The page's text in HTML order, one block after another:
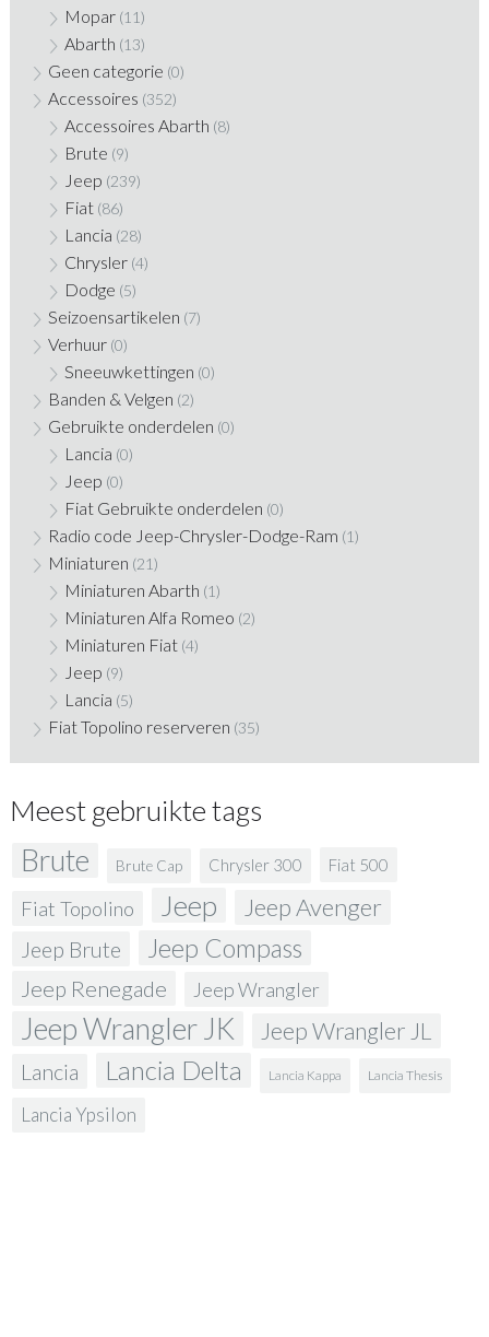
Mopar (11)
Abarth (13)
Geen categorie (0)
Accessoires (352)
Accessoires Abarth (8)
Brute (9)
Jeep (239)
Fiat (86)
Lancia (28)
Chrysler (4)
Dodge (5)
Seizoensartikelen (7)
Verhuur (0)
Sneeuwkettingen (0)
Banden & Velgen (2)
Gebruikte onderdelen (0)
Lancia (0)
Jeep (0)
Fiat Gebruikte onderdelen (0)
Radio code Jeep-Chrysler-Dodge-Ram (1)
Miniaturen (21)
Miniaturen Abarth (1)
Miniaturen Alfa Romeo (2)
Miniaturen Fiat (4)
Jeep (9)
Lancia (5)
Fiat Topolino reserveren (35)
Meest gebruikte tags
Brute Brute Cap Chrysler 300 Fiat 500
Fiat Topolino Jeep Jeep Avenger
Jeep Brute Jeep Compass
Jeep Renegade Jeep Wrangler
Jeep Wrangler JK Jeep Wrangler JL
Lancia Lancia Delta Lancia Kappa Lancia Thesis
Lancia Ypsilon